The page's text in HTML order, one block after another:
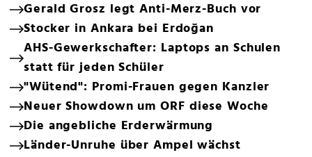
Gerald Grosz legt Anti-Merz-Buch vor
Stocker in Ankara bei Erdoğan
AHS-Gewerkschafter: Laptops an Schulen
statt für jeden Schüler
"Wütend": Promi-Frauen gegen Kanzler
Neuer Showdown um ORF diese Woche
Die angebliche Erderwärmung
Länder-Unruhe über Ampel wächst